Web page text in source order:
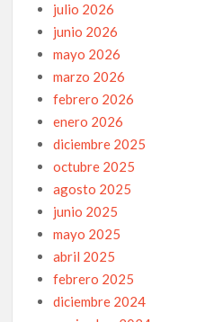
julio 2026
junio 2026
mayo 2026
marzo 2026
febrero 2026
enero 2026
diciembre 2025
octubre 2025
agosto 2025
junio 2025
mayo 2025
abril 2025
febrero 2025
diciembre 2024